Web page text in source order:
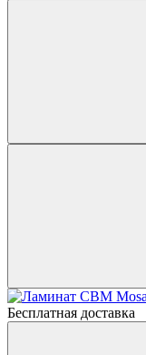
Бесплатная доставка